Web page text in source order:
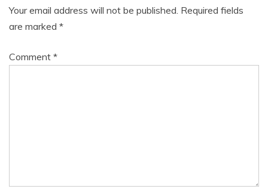
Your email address will not be published. Required fields
are marked *
Comment *